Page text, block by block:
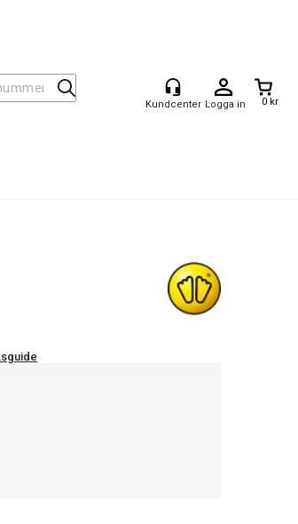
Logga in 0 kr